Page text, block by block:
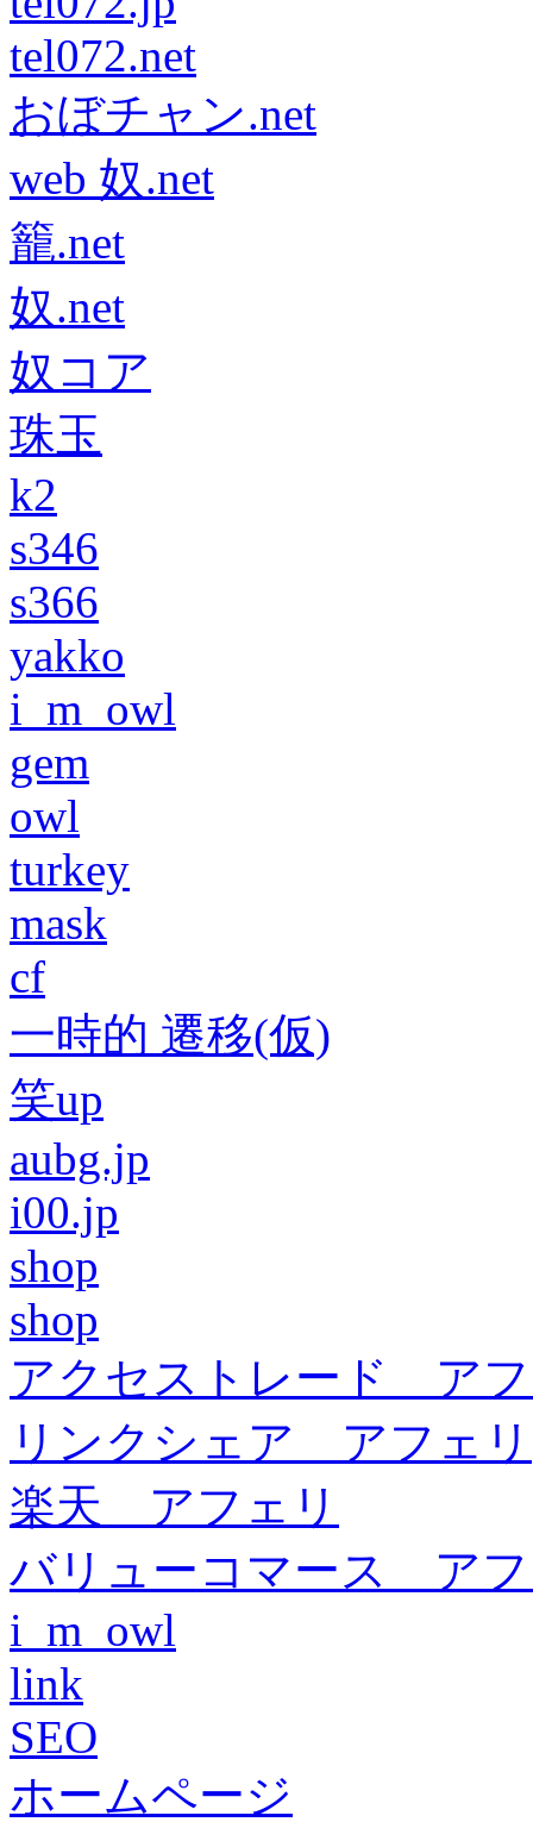
tel072.net
おぼチャン.net
web 奴.net
籠.net
奴.net
奴コア
珠玉
k2
s346
s366
yakko
i_m_owl
gem
owl
turkey
mask
cf
一時的 遷移(仮)
笑up
aubg.jp
i00.jp
shop
shop
アクセストレード ア
リンクシェア アフェリ
楽天 アフェリ
バリューコマース ア
i_m_owl
link
SEO
ホームページ